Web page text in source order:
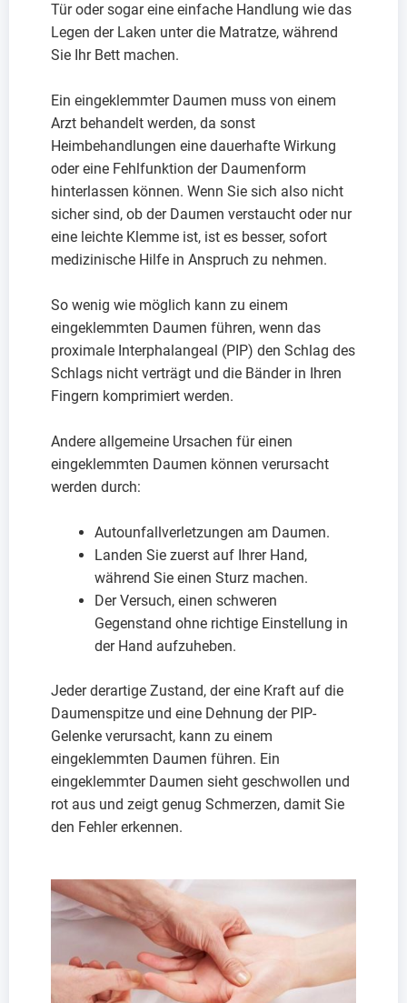
Tür oder sogar eine einfache Handlung wie das
Legen der Laken unter die Matratze, während
Sie Ihr Bett machen.
Ein eingeklemmter Daumen muss von einem
Arzt behandelt werden, da sonst
Heimbehandlungen eine dauerhafte Wirkung
oder eine Fehlfunktion der Daumenform
hinterlassen können. Wenn Sie sich also nicht
sicher sind, ob der Daumen verstaucht oder nur
eine leichte Klemme ist, ist es besser, sofort
medizinische Hilfe in Anspruch zu nehmen.
So wenig wie möglich kann zu einem
eingeklemmten Daumen führen, wenn das
proximale Interphalangeal (PIP) den Schlag des
Schlags nicht verträgt und die Bänder in Ihren
Fingern komprimiert werden.
Andere allgemeine Ursachen für einen
eingeklemmten Daumen können verursacht
werden durch:
Autounfallverletzungen am Daumen.
Landen Sie zuerst auf Ihrer Hand,
während Sie einen Sturz machen.
Der Versuch, einen schweren
Gegenstand ohne richtige Einstellung in
der Hand aufzuheben.
Jeder derartige Zustand, der eine Kraft auf die
Daumenspitze und eine Dehnung der PIP-
Gelenke verursacht, kann zu einem
eingeklemmten Daumen führen. Ein
eingeklemmter Daumen sieht geschwollen und
rot aus und zeigt genug Schmerzen, damit Sie
den Fehler erkennen.